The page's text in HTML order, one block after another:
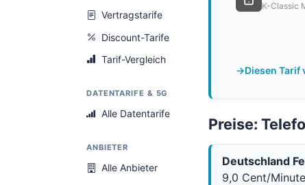
Vertragstarife
Discount-Tarife
Tarif-Vergleich
DATENTARIFE & 5G
Alle Datentarife
ANBIETER
Alle Anbieter
K-Classic
Diesen Tarif
Preise:
Deutschland
9,0 Cent/Minute